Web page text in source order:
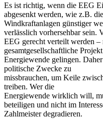
Es ist richtig, wenn die EEG
abgesenkt werden, wie z.B.
Windkraftanlagen günstiger
verlässlich vorhersehbar sein.
EEG gerecht verteilt werden –
gesamtgesellschaftliche
Energiewende gelingen.
politische Zwecke zu
missbrauchen, um Keile
treiben. Wer die
Energiewende wirklich will,
beteiligen und nicht im
Zahlmeister degradieren.